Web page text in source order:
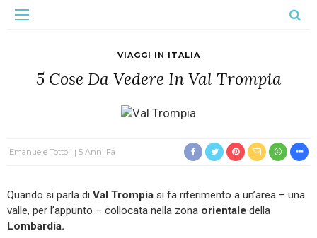
VIAGGI IN ITALIA
5 Cose Da Vedere In Val Trompia
Emanuele Tottoli 5 Anni Fa
Quando si parla di Val Trompia si fa riferimento a un’area – una
valle, per l’appunto – collocata nella zona orientale della
Lombardia.